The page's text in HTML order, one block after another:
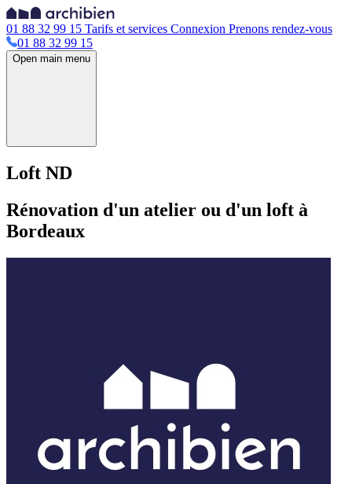
01 88 32 99 15 Tarifs et services Connexion Prenons rendez-vous
01 88 32 99 15
Open main menu
Loft ND
Rénovation d'un atelier ou d'un loft à
Bordeaux